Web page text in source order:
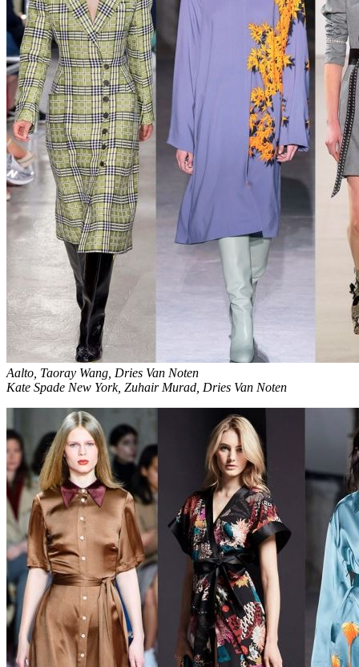
Aalto, Taoray Wang, Dries Van Noten
Kate Spade New York, Zuhair Murad, Dries Van Noten